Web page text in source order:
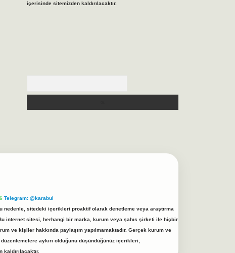
içerisinde sitemizden kaldırılacaktır.
Telegram: @karabul
nedenle, sitedeki içerikleri proaktif olarak denetleme veya araştırma
internet sitesi, herhangi bir marka, kurum veya şahıs şirketi ile hiçbir
ve kişiler hakkında paylaşım yapılmamaktadır. Gerçek kurum ve
aykırı olduğunu düşündüğünüz içerikleri,